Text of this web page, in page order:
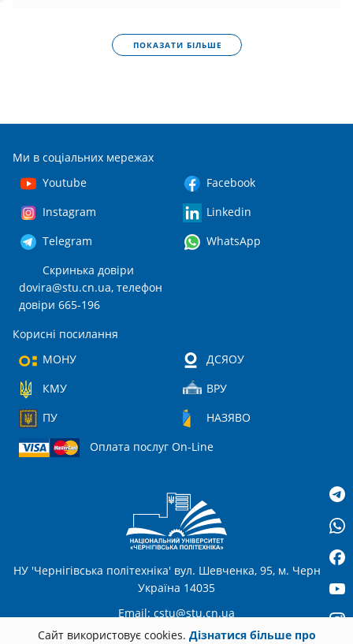
ПОКАЗАТИ БІЛЬШЕ
Ми в соціальних мережах
Youtube
Facebook
Instagram
Linkedin
Telegram
WhatsApp
Скринька довіри
dovira@stu.cn.ua, телефон
довіри 665-196
Корисні посилання
МОНУ
ДСЯОУ
КМУ
ВРУ
ПУ
НАЗЯВО
Оплата послуг On-Line
НУ 'Чернігівська політехніка' вул. Шевченка, 95, м. Чернігів,
Україна 14035
Email: cstu@stu.cn.ua
Сайт використовує cookies. Дізнатися більше про